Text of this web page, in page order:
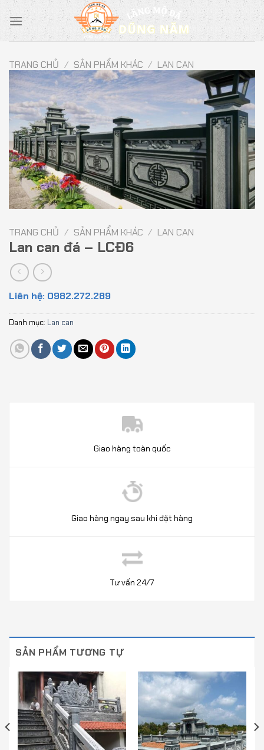
Chuyển
đến
nội
TRANG CHỦ / SẢN PHẨM KHÁC / LAN CAN
TRANG CHỦ / SẢN PHẨM KHÁC / LAN CAN
Lan can đá – LCĐ6
Liên hệ: 0982.272.289
Danh mục: Lan can
Giao hàng toàn quốc
Giao hàng ngay sau khi đặt hàng
Tư vấn 24/7
SẢN PHẨM TƯƠNG TỰ